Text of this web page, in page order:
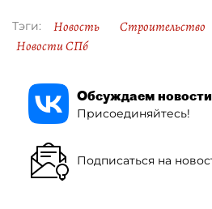
Тэги: Новость Строительство
Новости СПб
Обсуждаем
Присоединяйтесь!
Подписаться на